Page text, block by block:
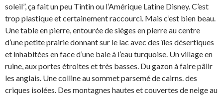
soleil”, ça fait un peu Tintin ou l’Amérique Latine Disney. C’est
trop plastique et certainement raccourci. Mais c’est bien beau.
Une table en pierre, entourée de sièges en pierre au centre
d’une petite prairie donnant sur le lac avec des îles désertiques
et inhabitées en face d’une baie à l’eau turquoise. Un village en
ruine, aux portes étroites et très basses. Du gazon à faire pâlir
les anglais. Une colline au sommet parsemé de cairns. des
criques isolées. Des montagnes hautes et couvertes de neige au